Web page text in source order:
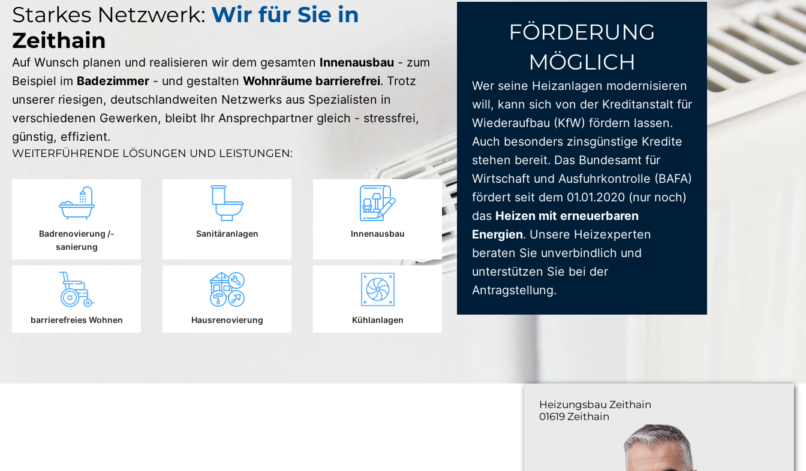
Starkes Netzwerk: Wir für Sie in
Zeithain
Auf Wunsch planen und realisieren wir dem gesamten Innenausbau - zum
Beispiel im Badezimmer - und gestalten Wohnräume barrierefrei. Trotz
unserer riesigen, deutschlandweiten Netzwerks aus Spezialisten in
verschiedenen Gewerken, bleibt Ihr Ansprechpartner gleich - stressfrei,
günstig, effizient.
WEITERFÜHRENDE LÖSUNGEN UND LEISTUNGEN:
Badrenovierung /-
sanierung
Sanitäranlagen Innenausbau
barrierefreies Wohnen Hausrenovierung Kühlanlagen
FÖRDERUNG
MÖGLICH
Wer seine Heizanlagen modernisieren
will, kann sich von der Kreditanstalt für
Wiederaufbau (KfW) fördern lassen.
Auch besonders zinsgünstige Kredite
stehen bereit. Das Bundesamt für
Wirtschaft und Ausfuhrkontrolle (BAFA)
fördert seit dem 01.01.2020 (nur noch)
das Heizen mit erneuerbaren
Energien. Unsere Heizexperten
beraten Sie unverbindlich und
unterstützen Sie bei der
Antragstellung.
Heizungsbau Zeithain
01619 Zeithain